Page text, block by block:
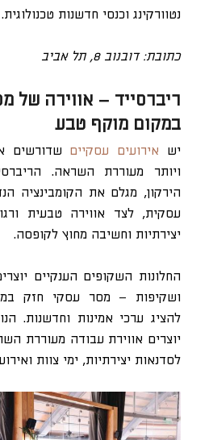
נטוורקינג וכנסי חדשנות טכנולוגית.
כתובת: דובנוב 8, תל אביב
ריברסייד – אווירה של
במקום מוקף טבע
יש אירועים עסקיים שדורשים
ויותר מעוררת השראה.
הירקון, מגלם את הקומבינציה
עסקית, לצד אווירה טבעית
יצירתיות וחשיבה מחוץ לקופסה.
החלונות השקופים הענקיים
ושקיפות – מסר עסקי חזק
להציג ערכי אמינות וחדשנות.
יוצרים אווירת עבודה מעוררת
לסדנאות יצירתיות, ימי צוות